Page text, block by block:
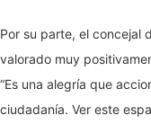
Por su parte, el concejal
valorado muy
“Es una alegría que
ciudadanía. Ver este